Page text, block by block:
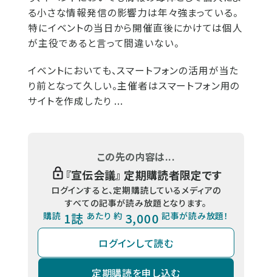
る小さな情報発信の影響力は年々強まっている。
特にイベントの当日から開催直後にかけては個人
が主役であると言って間違いない。
イベントにおいても、スマートフォンの活用が当た
り前となって久しい。主催者はスマートフォン用の
サイトを作成したり ...
この先の内容は...
『宣伝会議』 定期購読者限定です
ログインすると、定期購読しているメディアの
すべての記事が読み放題となります。
購読 1誌 あたり 約 3,000 記事が読み放題！
ログインして読む
定期購読を申し込む